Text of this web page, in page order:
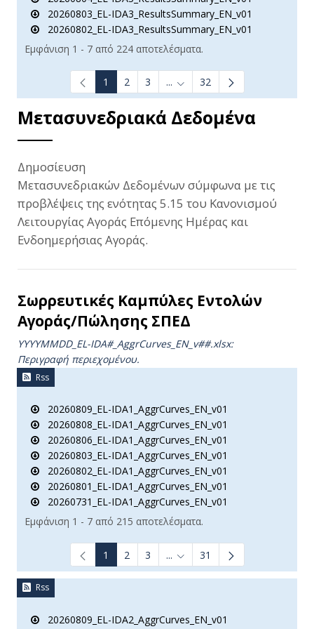
20260803_EL-IDA3_ResultsSummary_EN_v01
20260802_EL-IDA3_ResultsSummary_EN_v01
Εμφάνιση 1 - 7 από 224 αποτελέσματα.
1 2 3 ... Ενδιάμεσες σελίδες Use
32
Μετασυνεδριακά Δεδομένα
Δημοσίευση
Μετασυνεδριακών Δεδομένων σύμφωνα με τις
προβλέψεις της ενότητας 5.15 του Κανονισμού
Λειτουργίας Αγοράς Επόμενης Ημέρας και
Ενδοημερήσιας Αγοράς.
Σωρρευτικές Καμπύλες Εντολών
Αγοράς/Πώλησης ΣΠΕΔ
YYYYMMDD_EL-IDA#_AggrCurves_ΕΝ_v##.xlsx:
Περιγραφή περιεχομένου.
Rss
20260809_EL-IDA1_AggrCurves_EN_v01
20260808_EL-IDA1_AggrCurves_EN_v01
20260806_EL-IDA1_AggrCurves_EN_v01
20260803_EL-IDA1_AggrCurves_EN_v01
20260802_EL-IDA1_AggrCurves_EN_v01
20260801_EL-IDA1_AggrCurves_EN_v01
20260731_EL-IDA1_AggrCurves_EN_v01
Εμφάνιση 1 - 7 από 215 αποτελέσματα.
1 2 3 ... Ενδιάμεσες σελίδες Use
31
Rss
20260809_EL-IDA2_AggrCurves_EN_v01